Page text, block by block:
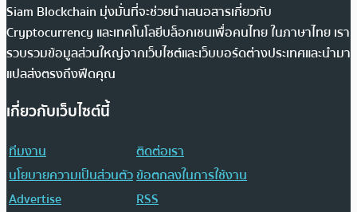
Siam Blockchain มุ่งมั่นที่จะช่วยนำเสนอสารเกี่ยวกับ
Cryptocurrency และเทคโนโลยีบล็อกเชนเพื่อคนไทย ในภาษาไทย เรา
รวบรวมข้อมูลส่วนใหญ่จากเว็บไซต์และเว็บบอร์ดต่างประเทศและนำมา
แปลส่งตรงถึงฟีดคุณ
เกี่ยวกับเว็บไซต์นี้
ทีมงาน
ติดต่อเรา
นโยบายความเป็นส่วนตัวข้อตกลงในการใช้งาน
Advertise
RSS